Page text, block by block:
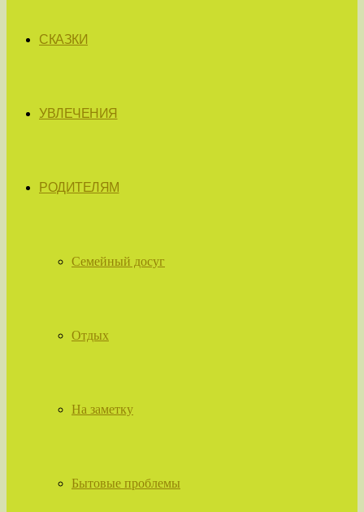
СКАЗКИ
УВЛЕЧЕНИЯ
РОДИТЕЛЯМ
Семейный досуг
Отдых
На заметку
Бытовые проблемы